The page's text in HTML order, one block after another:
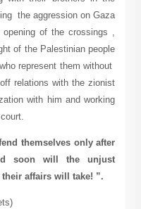
the aggression on Gaza
of the crossings ,
of the Palestinian people
represent them without
relations with the zionist
with him and working
themselves only after
soon will the unjust
affairs will take! ”.